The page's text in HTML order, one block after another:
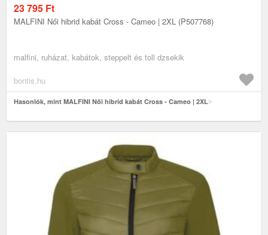
23 795 Ft
MALFINI Női hibrid kabát Cross - Cameo | 2XL (P507768)
malfini, ruházat, kabátok, steppelt és toll dzsekik
bontis.hu
Hasonlók, mint MALFINI Női hibrid kabát Cross - Cameo | 2XL